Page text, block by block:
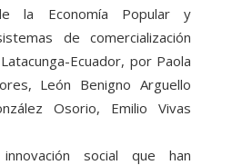
la Economía Popular y
de comercialización
Ecuador, por Paola
León Benigno Arguello
Osorio, Emilio Vivas
social que han